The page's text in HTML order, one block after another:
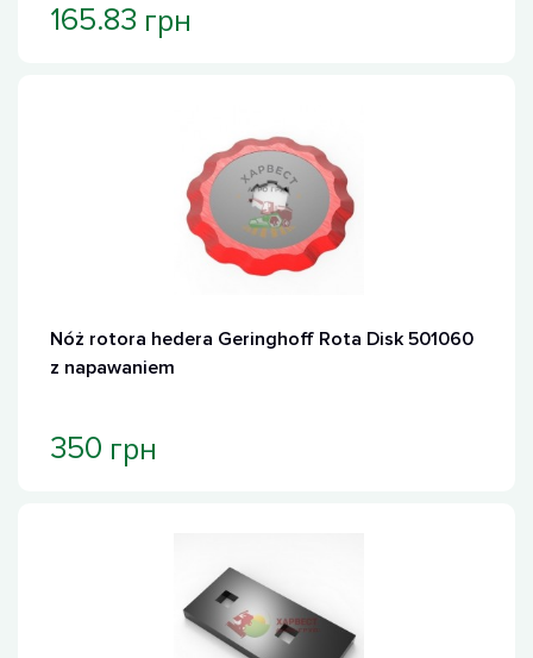
165.83 грн
Nóż rotora hedera Geringhoff Rota Disk 501060
z napawaniem
350 грн